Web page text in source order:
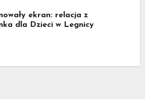
ekran: relacja z
dla Dzieci w Legnicy